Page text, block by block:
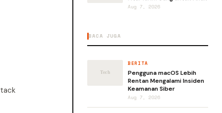
Aug 7, 2026
BACA JUGA
BERITA
Pengguna macOS Lebih
Rentan Mengalami Insiden
Keamanan Siber
Aug 7, 2026